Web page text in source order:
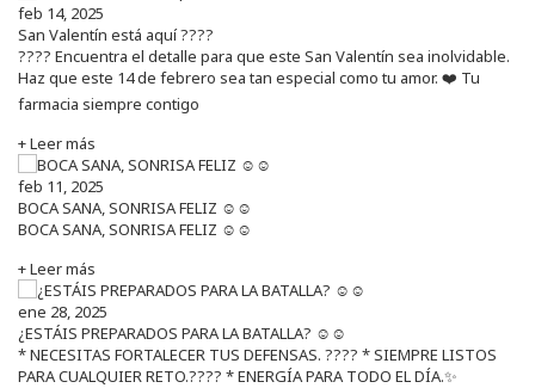
feb 14, 2025
San Valentín está aquí ????
???? Encuentra el detalle para que este San Valentín sea inolvidable.
Haz que este 14 de febrero sea tan especial como tu amor. ❤️ Tu
farmacia siempre contigo
+ Leer más
feb 11, 2025
BOCA SANA, SONRISA FELIZ ☺️☺️
BOCA SANA, SONRISA FELIZ ☺️☺️
+ Leer más
ene 28, 2025
¿ESTÁIS PREPARADOS PARA LA BATALLA? ☺️☺️
* NECESITAS FORTALECER TUS DEFENSAS. ????️ * SIEMPRE LISTOS
PARA CUALQUIER RETO.???? * ENERGÍA PARA TODO EL DÍA.✨